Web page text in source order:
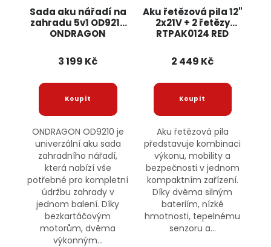
Sada aku nářadí na
zahradu 5v1 OD9210
ONDRAGON
3 199 Kč
ONDRAGON OD9210 je
univerzální aku sada
zahradního nářadí,
která nabízí vše
potřebné pro kompletní
údržbu zahrady v
jednom balení. Díky
bezkartáčovým
motorům, dvěma
výkonným...
Aku řetězová pila 12"
2x21V + 2 řetězy
RTPAK0124 RED
2 449 Kč
Aku řetězová pila
představuje kombinaci
výkonu, mobility a
bezpečnosti v jednom
kompaktním zařízení.
Díky dvěma silným
bateriím, nízké
hmotnosti, tepelnému
senzoru a...